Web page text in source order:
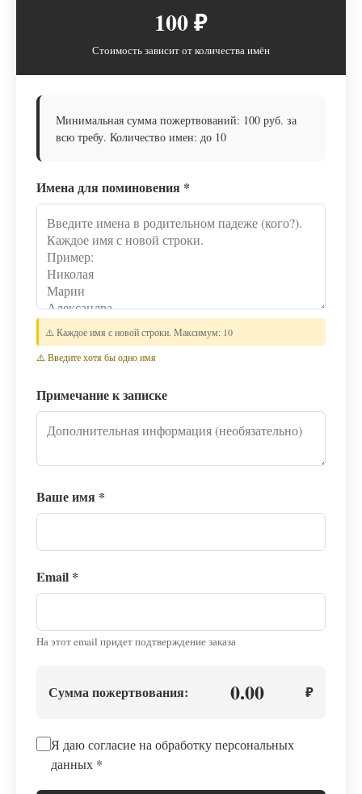
100 ₽
Стоимость зависит от количества имён
Минимальная сумма пожертвований: 100 руб. за
всю требу. Количество имен: до 10
Имена для поминовения *
⚠️ Каждое имя с новой строки. Максимум: 10
⚠️ Введите хотя бы одно имя
Примечание к записке
Ваше имя *
Email *
На этот email придет подтверждение заказа
Сумма пожертвования: 0.00 ₽
Я даю согласие на обработку персональных
данных *